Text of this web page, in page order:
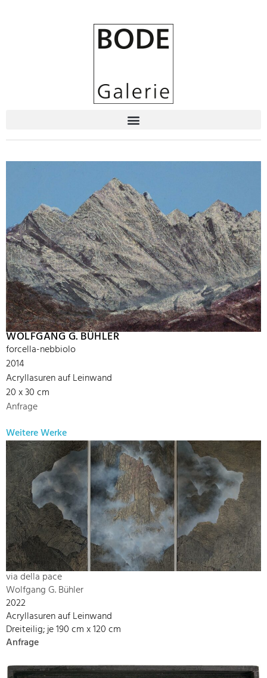
WOLFGANG G. BÜHLER
forcella-nebbiolo
2014
Acryllasuren auf Leinwand
20 x 30 cm
Anfrage
Weitere Werke
via della pace
Wolfgang G. Bühler
2022
Acryllasuren auf Leinwand
Dreiteilig; je 190 cm x 120 cm
Anfrage